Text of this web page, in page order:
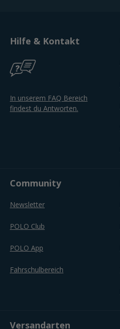
Hilfe & Kontakt
In unserem FAQ Bereich
findest du Antworten.
Community
Newsletter
POLO Club
POLO App
Fahrschulbereich
Versandarten